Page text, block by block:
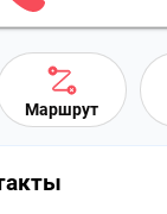
Маршрут